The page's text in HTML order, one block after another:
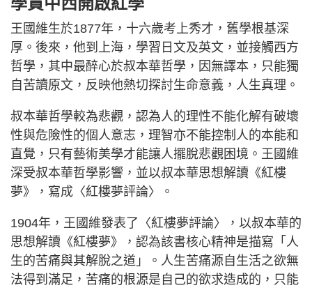
王國維生於1877年，十六歲考上秀才，舊學根基深
厚。後來，他到上海，學習日文及英文，並接觸西方
哲學，其中最醉心於叔本華哲學，因無譯本，只能獨
自苦讀原文，反映他熱切探討生命意義，人生真理。
叔本華哲學較為悲觀，認為人的理性不能化解有破壞
性與危險性的個人意志，理智亦不能控制人的本能和
直覺，只有藝術美學才能讓人擺脫悲觀困境。王國維
深受叔本華哲學影響，並以叔本華思想解讀《紅樓
夢》，寫成〈紅樓夢評論〉。
1904年，王國維發表了〈紅樓夢評論〉，以叔本華的
思想解讀《紅樓夢》，認為該書核心精神是描寫「人
生的苦痛與其解脫之道」。人生苦痛源自生活之欲無
法得到滿足，苦痛的根源是自己的欲求造成的，只能